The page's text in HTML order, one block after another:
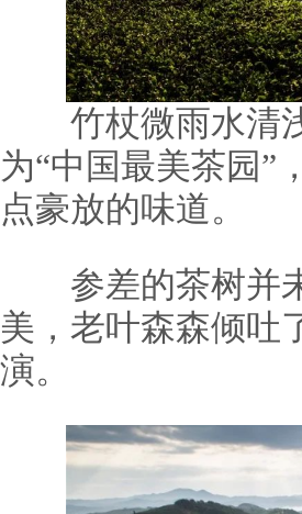
竹杖微雨水清浅
为“中国最美茶园”
点豪放的味道。
参差的茶树并未
美，老叶森森倾吐
演。